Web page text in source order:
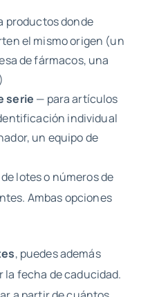
productos donde
el mismo origen (un
de fármacos, una
serie — para artículos
individual
un equipo de
lotes o números de
Ambas opciones
, puedes además
fecha de caducidad.